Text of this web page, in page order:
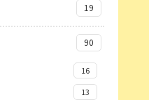
19
90
16
13